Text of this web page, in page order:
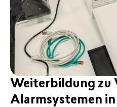
Weiterbildung zu
Alarmsystemen in